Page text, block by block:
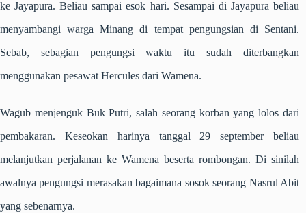
ke Jayapura. Beliau sampai esok hari. Sesampai di Jayapura beliau
menyambangi warga Minang di tempat pengungsian di Sentani.
Sebab, sebagian pengungsi waktu itu sudah diterbangkan
menggunakan pesawat Hercules dari Wamena.
Wagub menjenguk Buk Putri, salah seorang korban yang lolos dari
pembakaran. Keseokan harinya tanggal 29 september beliau
melanjutkan perjalanan ke Wamena beserta rombongan. Di sinilah
awalnya pengungsi merasakan bagaimana sosok seorang Nasrul Abit
yang sebenarnya.